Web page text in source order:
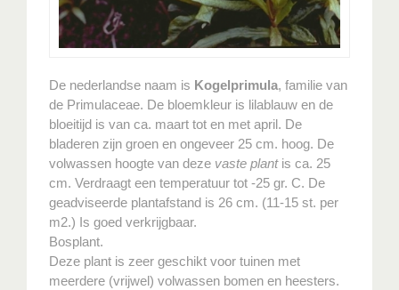
De nederlandse naam is Kogelprimula, familie van
de Primulaceae. De bloemkleur is lilablauw en de
bloeitijd is van ca. maart tot en met april. De
bladeren zijn groen en ongeveer 25 cm. hoog. De
volwassen hoogte van deze vaste plantis ca. 25
cm. Verdraagt een temperatuur tot -25 gr. C. De
geadviseerde plantafstand is 26 cm. (11-15 st. per
m2.) Is goed verkrijgbaar.
Bosplant.
Deze plant is zeer geschikt voor tuinen met
meerdere (vrijwel) volwassen bomen en heesters.